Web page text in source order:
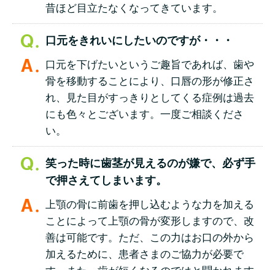
昔ほど目立たなくなってきています。
口元をきれいにしたいのですが・・・
口元を下げたいというご趣旨であれば、歯や
骨を移動することにより、口唇の形が修正さ
れ、見た目がすっきりとしてくる症例は過去
にも色々とございます。一度ご相談くださ
い。
笑った時に歯茎が見えるのが嫌で、必ず手
で押さえてしまいます。
上顎の骨に前歯を押し込むような力を加える
ことによって上顎の骨が変形しますので、改
善は可能です。ただ、この力はお口の外から
加えるために、患者さまのご協力が必要で